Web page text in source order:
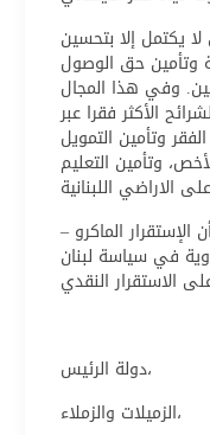
يكتمل إلا بتحسين
وتأمين حق الوصول
وفي هذا المجال
الأكثر فقرا عبر
وتأمين التمويل
وتأمين التعليم
الماكرو –
في سياسة لبنان
دولة الرئيس،
الزميلات والزملاء،